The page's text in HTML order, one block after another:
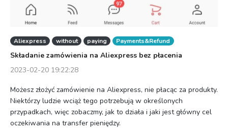
Aliexpress without paying Payments&Refund
Składanie zamówienia na Aliexpress bez płacenia
2023-02-20 19:22:28
Możesz złożyć zamówienie na Aliexpress, nie płacąc za produkty.
Niektórzy ludzie wciąż tego potrzebują w określonych
przypadkach, więc zobaczmy, jak to działa i jaki jest główny cel
oczekiwania na transfer pieniędzy.